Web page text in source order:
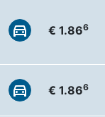
€ 1.866
€ 1.866